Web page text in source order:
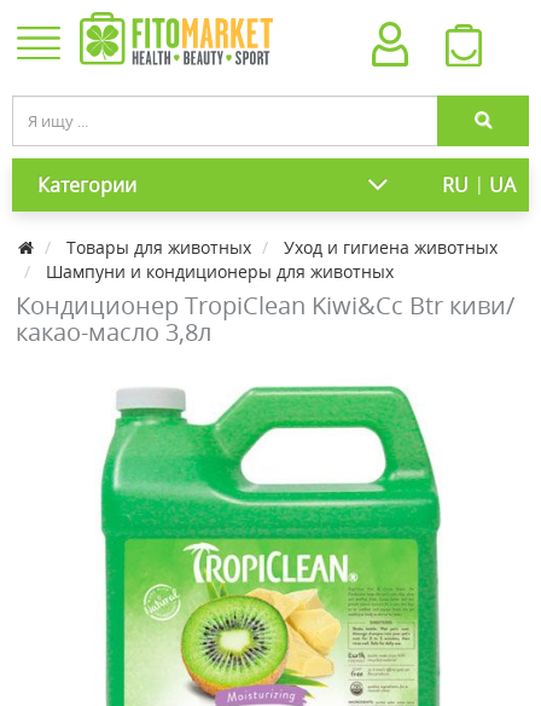
Категории RU | UA
Товары для животных
Уход и гигиена животных
Шампуни и кондиционеры для животных
Кондиционер TropiClean Kiwi&Cc Btr киви/
какао-масло 3,8л